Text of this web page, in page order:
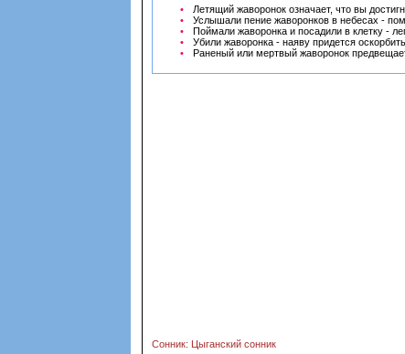
Летящий жаворонок означает, что вы
Услышали пение жаворонков в небесах -
Поймали жаворонка и посадили в клетку -
Убили жаворонка - наяву придется
Раненый или мертвый жаворонок
Сонник: Цыганский сонник